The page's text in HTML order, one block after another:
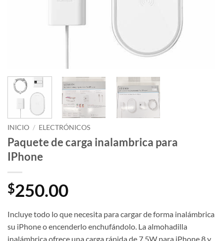
INICIO / ELECTRÓNICOS
Paquete de carga inalambrica para
IPhone
$250.00
Incluye todo lo que necesita para cargar de forma inalámbrica
su iPhone o encenderlo enchufándolo. La almohadilla
inalámbrica ofrece una carga rápida de 7.5W para iPhone 8 y